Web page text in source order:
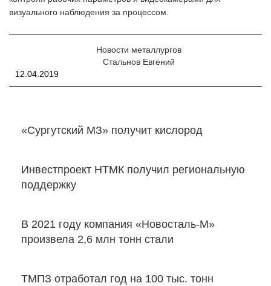
визуального наблюдения за процессом.
Новости металлургов
Стальнов Евгений
12.04.2019
«Сургутский МЗ» получит кислород
Инвестпроект НТМК получил региональную
поддержку
В 2021 году компания «Новосталь-М»
произвела 2,6 млн тонн стали
ТМПЗ отработал год на 100 тыс. тонн